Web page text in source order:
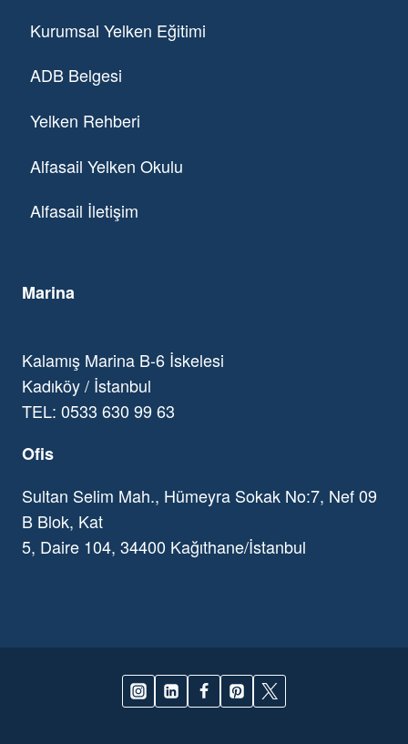
Kurumsal Yelken Eğitimi
ADB Belgesi
Yelken Rehberi
Alfasail Yelken Okulu
Alfasail İletişim
Marina
Kalamış Marina B-6 İskelesi
Kadıköy / İstanbul
TEL: 0533 630 99 63
Ofis
Sultan Selim Mah., Hümeyra Sokak No:7, Nef 09
B Blok, Kat
5, Daire 104, 34400 Kağıthane/İstanbul